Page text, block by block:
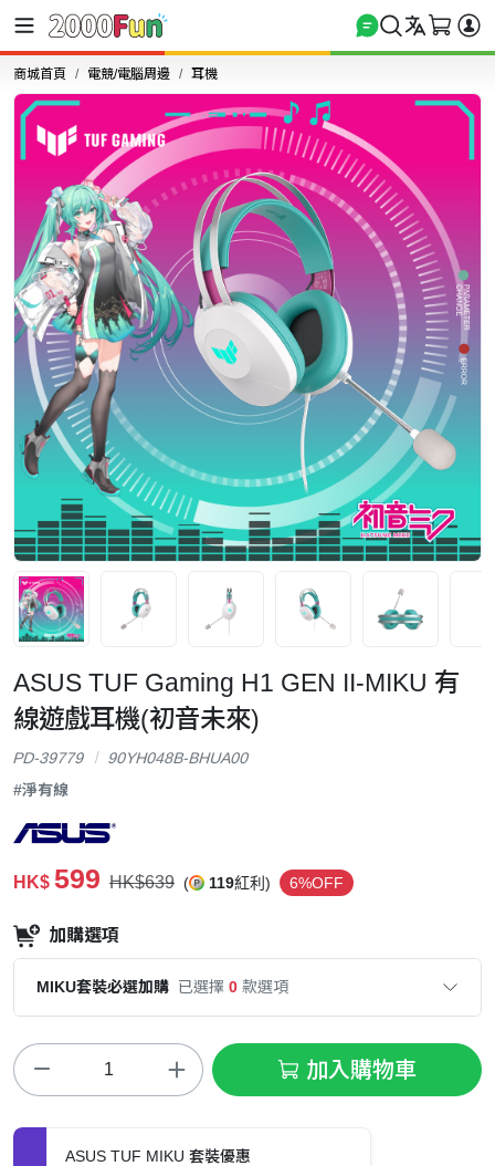
商城首頁 電競/電腦周邊 耳機
ASUS TUF Gaming H1 GEN II-MIKU 有
線遊戲耳機(初音未來)
PD-39779
90YH048B-BHUA00
#淨有線
HK$ 599 HK$639 ( 119紅利) 6%OFF
加購選項
MIKU套裝必選加購 已選擇 0 款選項
加入購物車
ASUS TUF MIKU 套裝優惠